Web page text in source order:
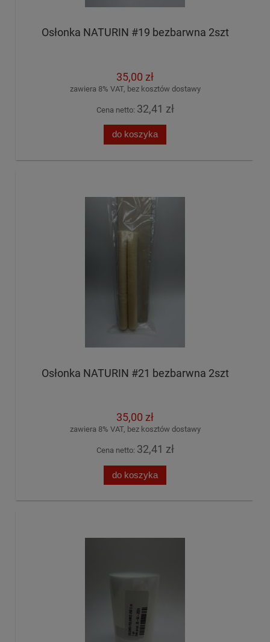
Osłonka NATURIN #19 bezbarwna 2szt
35,00 zł
zawiera 8% VAT, bez kosztów dostawy
Cena netto: 32,41 zł
do koszyka
Osłonka NATURIN #21 bezbarwna 2szt
35,00 zł
zawiera 8% VAT, bez kosztów dostawy
Cena netto: 32,41 zł
do koszyka